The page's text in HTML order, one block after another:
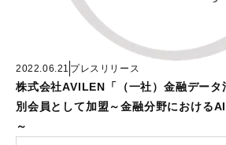
2022.06.21 プレスリリース
株式会社AVILEN「（一社）金融データ
別会員として加盟～金融分野における
～